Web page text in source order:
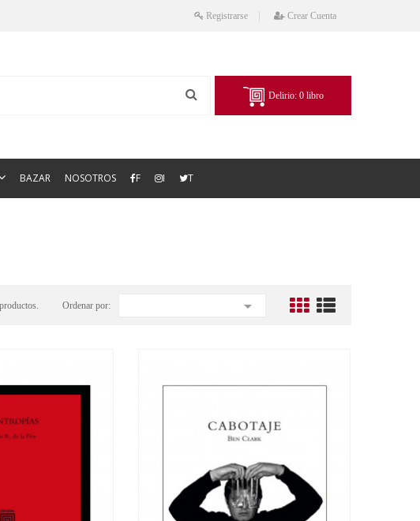
Registrarse Crear Cuenta
Delirio: 0 libro
BAZAR NOSOTROS F I T
Ordenar por: 